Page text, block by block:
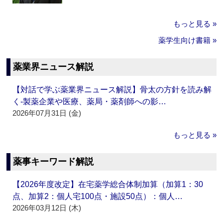
もっと見る »
薬学生向け書籍 »
薬業界ニュース解説
【対話で学ぶ薬業界ニュース解説】骨太の方針を読み解
く‐製薬企業や医療、薬局・薬剤師への影…
2026年07月31日 (金)
もっと見る »
薬事キーワード解説
【2026年度改定】在宅薬学総合体制加算（加算1：30
点、加算2：個人宅100点・施設50点）：個人…
2026年03月12日 (木)